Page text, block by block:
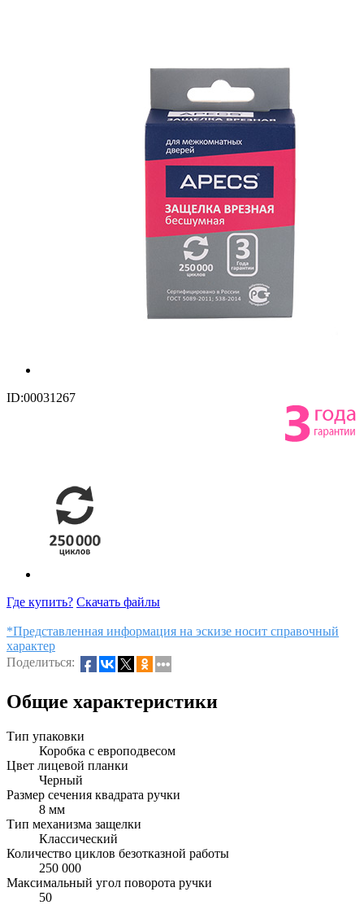
ID:00031267
Где купить? Скачать файлы
*Представленная информация на эскизе носит справочный
характер
Поделиться:
Общие характеристики
Тип упаковки
Коробка с европодвесом
Цвет лицевой планки
Черный
Размер сечения квадрата ручки
8 мм
Тип механизма защелки
Классический
Количество циклов безотказной работы
250 000
Максимальный угол поворота ручки
50